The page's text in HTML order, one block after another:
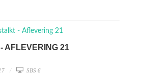
AFLEVERING 21
SBS 6